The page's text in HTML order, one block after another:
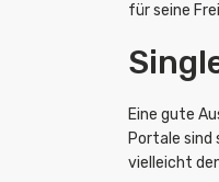
für seine
Eine gute
Portale sind
vielleicht